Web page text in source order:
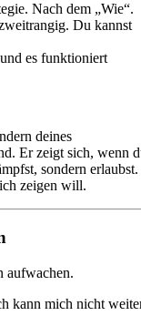
Nach dem „Wie“.
Du kannst
es funktioniert
deines
Er zeigt sich, wenn
sondern erlaubst.
zeigen will.
aufwachen.
kann mich nicht